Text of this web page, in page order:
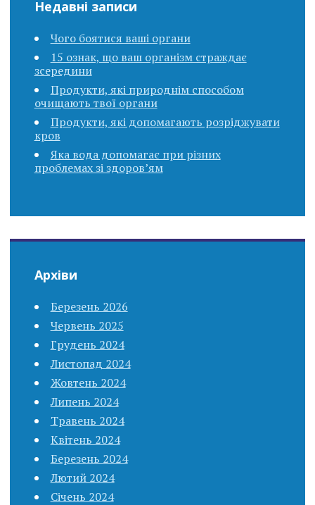
Недавні записи
Чого боятися ваші органи
15 ознак, що ваш організм страждає
зсередини
Продукти, які природнім способом
очищають твої органи
Продукти, які допомагають розріджувати
кров
Яка вода допомагає при різних
проблемах зі здоров’ям
Архіви
Березень 2026
Червень 2025
Грудень 2024
Листопад 2024
Жовтень 2024
Липень 2024
Травень 2024
Квітень 2024
Березень 2024
Лютий 2024
Січень 2024